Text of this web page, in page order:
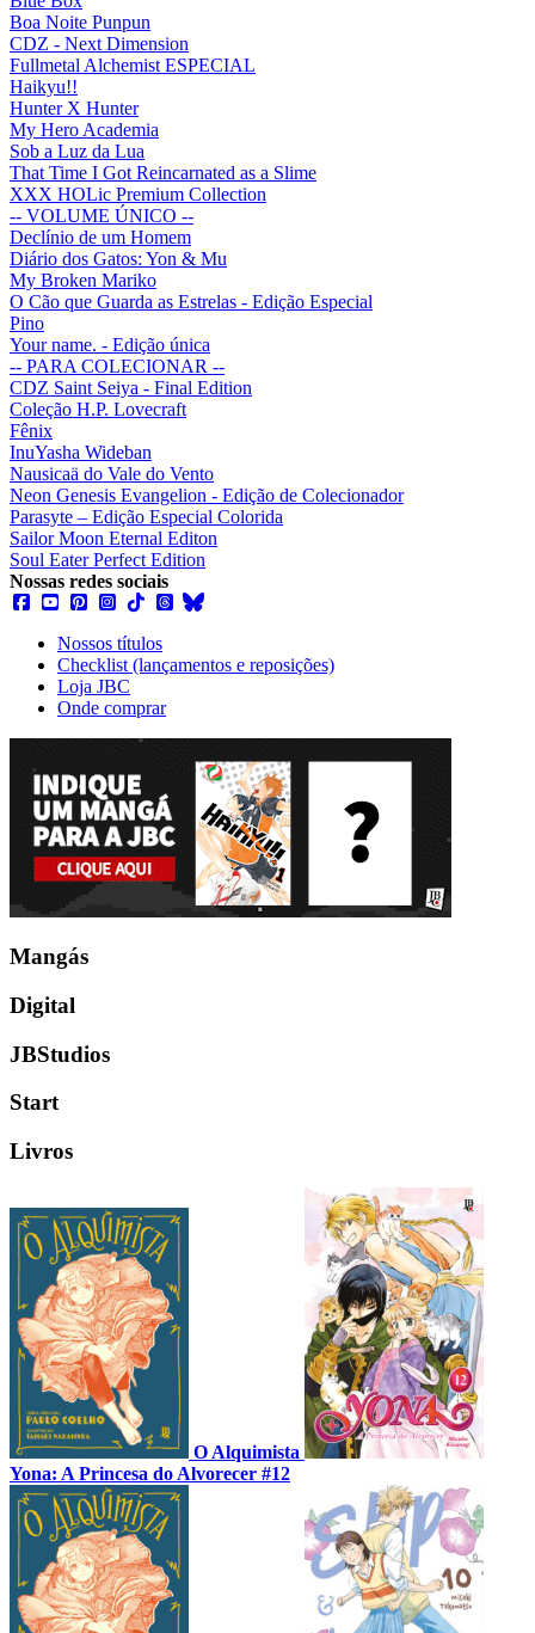
Boa Noite Punpun
CDZ - Next Dimension
Fullmetal Alchemist ESPECIAL
Haikyu!!
Hunter X Hunter
My Hero Academia
Sob a Luz da Lua
That Time I Got Reincarnated as a Slime
XXX HOLic Premium Collection
-- VOLUME ÚNICO --
Declínio de um Homem
Diário dos Gatos: Yon & Mu
My Broken Mariko
O Cão que Guarda as Estrelas - Edição Especial
Pino
Your name. - Edição única
-- PARA COLECIONAR --
CDZ Saint Seiya - Final Edition
Coleção H.P. Lovecraft
Fênix
InuYasha Wideban
Nausicaä do Vale do Vento
Neon Genesis Evangelion - Edição de Colecionador
Parasyte – Edição Especial Colorida
Sailor Moon Eternal Editon
Soul Eater Perfect Edition
Nossas redes sociais
Nossos títulos
Checklist (lançamentos e reposições)
Loja JBC
Onde comprar
Mangás
Digital
JBStudios
Start
Livros
O Alquimista
Yona: A Princesa do Alvorecer #12